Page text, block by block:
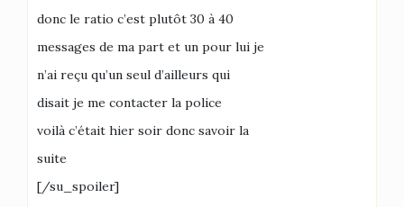
donc le ratio c’est plutôt 30 à 40
messages de ma part et un pour lui je
n’ai reçu qu’un seul d’ailleurs qui
disait je me contacter la police
voilà c’était hier soir donc savoir la
suite
[/su_spoiler]